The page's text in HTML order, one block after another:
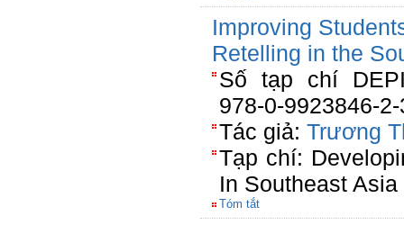
Improving
Retelling in the
Số tạp chí
978-0-9923846-
Tác giả: Trương
Tạp chí:
In Southeast Asia
Tóm tắt